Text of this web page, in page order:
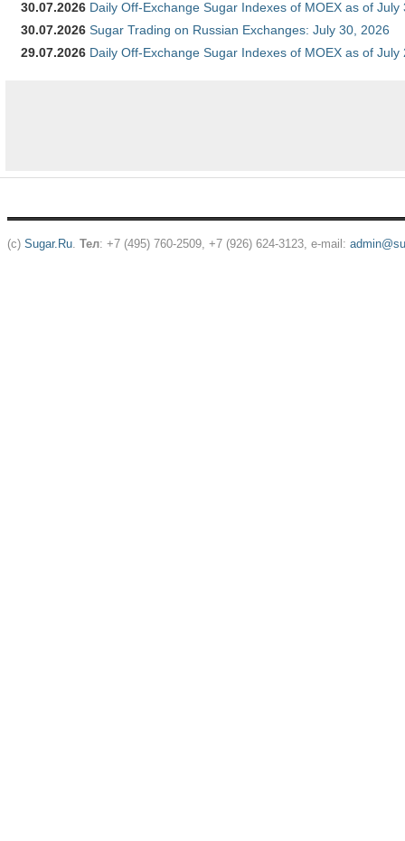
30.07.2026 Daily Off-Exchange Sugar Indexes of MOEX as of July
30.07.2026 Sugar Trading on Russian Exchanges: July 30, 2026
29.07.2026 Daily Off-Exchange Sugar Indexes of MOEX as of July
(c) Sugar.Ru. Тел: +7 (495) 760-2509, +7 (926) 624-3123, e-mail: